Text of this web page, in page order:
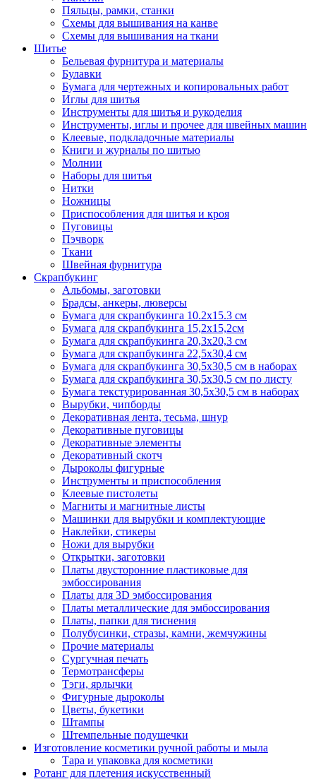
Пяльцы, рамки, станки
Схемы для вышивания на канве
Схемы для вышивания на ткани
Шитье
Бельевая фурнитура и материалы
Булавки
Бумага для чертежных и копировальных работ
Иглы для шитья
Инструменты для шитья и рукоделия
Инструменты, иглы и прочее для швейных машин
Клеевые, подкладочные материалы
Книги и журналы по шитью
Молнии
Наборы для шитья
Нитки
Ножницы
Приспособления для шитья и кроя
Пуговицы
Пэчворк
Ткани
Швейная фурнитура
Скрапбукинг
Альбомы, заготовки
Брадсы, анкеры, люверсы
Бумага для скрапбукинга 10.2х15.3 см
Бумага для скрапбукинга 15,2х15,2см
Бумага для скрапбукинга 20,3х20,3 см
Бумага для скрапбукинга 22,5х30,4 см
Бумага для скрапбукинга 30,5х30,5 см в наборах
Бумага для скрапбукинга 30,5х30,5 см по листу
Бумага текстурированная 30,5х30,5 см в наборах
Вырубки, чипборды
Декоративная лента, тесьма, шнур
Декоративные пуговицы
Декоративные элементы
Декоративный скотч
Дыроколы фигурные
Инструменты и приспособления
Клеевые пистолеты
Магниты и магнитные листы
Машинки для вырубки и комплектующие
Наклейки, стикеры
Ножи для вырубки
Открытки, заготовки
Платы двусторонние пластиковые для
эмбоссирования
Платы для 3D эмбоссирования
Платы металлические для эмбоссирования
Платы, папки для тиснения
Полубусинки, стразы, камни, жемчужины
Прочие материалы
Сургучная печать
Термотрансферы
Тэги, ярлычки
Фигурные дыроколы
Цветы, букетики
Штампы
Штемпельные подушечки
Изготовление косметики ручной работы и мыла
Тара и упаковка для косметики
Ротанг для плетения искусственный